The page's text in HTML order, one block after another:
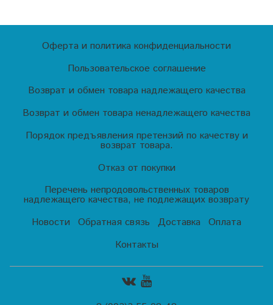
Оферта и политика конфиденциальности
Пользовательское соглашение
Возврат и обмен товара надлежащего качества
Возврат и обмен товара ненадлежащего качества
Порядок предъявления претензий по качеству и
возврат товара.
Отказ от покупки
Перечень непродовольственных товаров
надлежащего качества, не подлежащих возврату
Новости
Обратная связь Доставка
Оплата
Контакты